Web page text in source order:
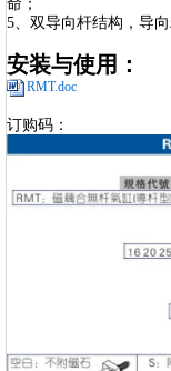
命；
5、双导向杆结构，导
安装与使用：
RMT.doc
订购码：